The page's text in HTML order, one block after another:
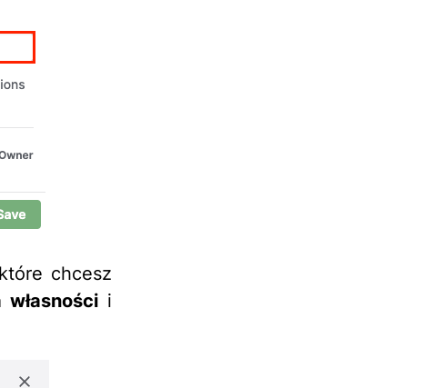
chcesz
własnościi